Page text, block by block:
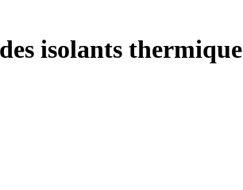
isolants